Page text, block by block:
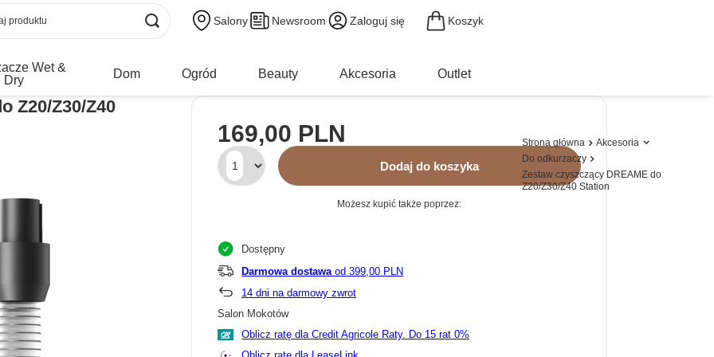
Salony Newsroom Zaloguj się Koszyk
Wet &
Dry
Dom Ogród Beauty Akcesoria Outlet
Strona główna
Akcesoria
Do odkurzaczy
Zestaw czyszczący DREAME do
Z20/Z30/Z40 Station
Z20/Z30/Z40
169,00 PLN
Dodaj do koszyka
Możesz kupić także poprzez:
Dostępny
Darmowa dostawa od 399,00 PLN
14 dni na darmowy zwrot
Salon Mokotów
Oblicz ratę dla Credit Agricole Raty.